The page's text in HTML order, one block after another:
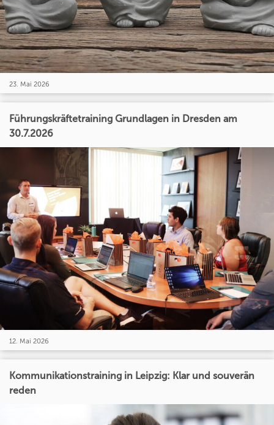
23. Mai 2026
Führungskräftetraining Grundlagen in Dresden am
30.7.2026
12. Mai 2026
Kommunikationstraining in Leipzig: Klar und souverän
reden